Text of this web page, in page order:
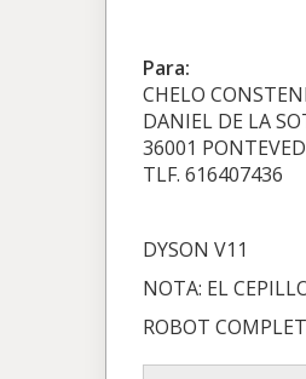
Para:
CHELO
DANIEL DE LA
36001
TLF. 616407436
DYSON V11
NOTA: EL
ROBOT